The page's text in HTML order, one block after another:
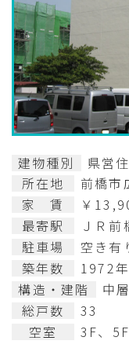
建物種別
県営
所在地
前橋市
家 賃
￥
最寄駅
ＪＲ
駐車場
空き
築年数
1972年
構造・建階
中
総戸数
33
空室
3F、5F